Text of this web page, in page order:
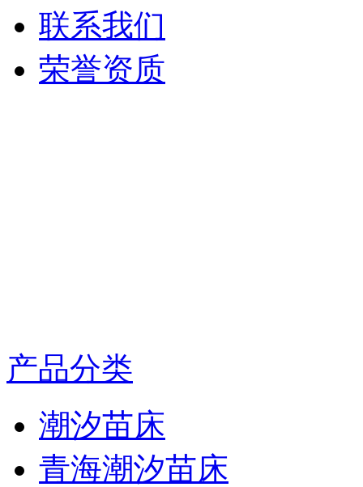
联系我们
荣誉资质
产品分类
潮汐苗床
青海潮汐苗床